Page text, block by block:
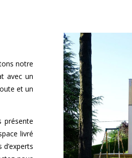
notre
avec un
et un
présente
livré